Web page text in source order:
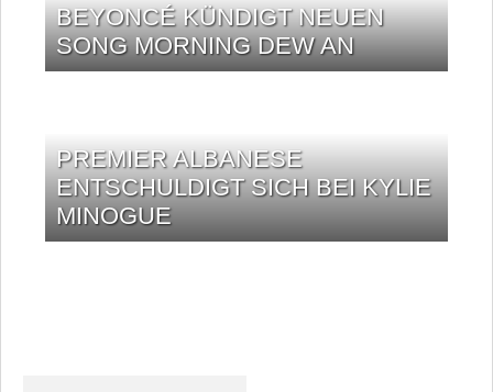
BEYONCÉ KÜNDIGT NEUEN
SONG MORNING DEW AN
PREMIER ALBANESE
ENTSCHULDIGT SICH BEI KYLIE
MINOGUE